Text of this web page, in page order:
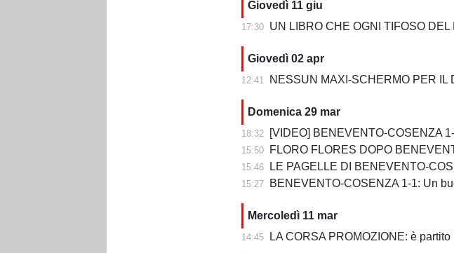
Giovedì 11 giu
17:30 UN LIBRO CHE OGNI TIFOSO DEL BENEVENTO
Giovedì 02 apr
12:41 NESSUN MAXI-SCHERMO PER IL
Domenica 29 mar
18:32 [VIDEO] BENEVENTO-COSENZA 1-1: ALLA STREGA
15:50 FLORO FLORES DOPO BENEVENTO-
15:46 LE PAGELLE DI BENEVENTO-COSENZA: Scognamillo solito gladiatore, bene
15:27 BENEVENTO-COSENZA 1-1: Un buon primo tempo
Mercoledì 11 mar
14:45 LA CORSA PROMOZIONE: è partito il